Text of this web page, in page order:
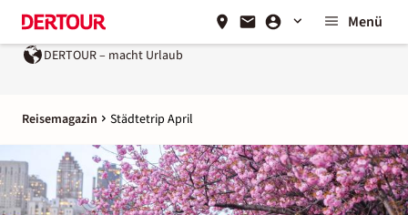
Menü
Ein Unternehmen derREWE Group
Reisemagazin Städtetrip April